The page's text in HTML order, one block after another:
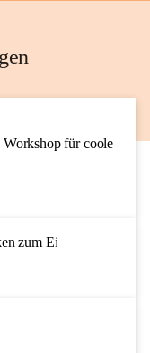
AUG
für coole
zum Ei